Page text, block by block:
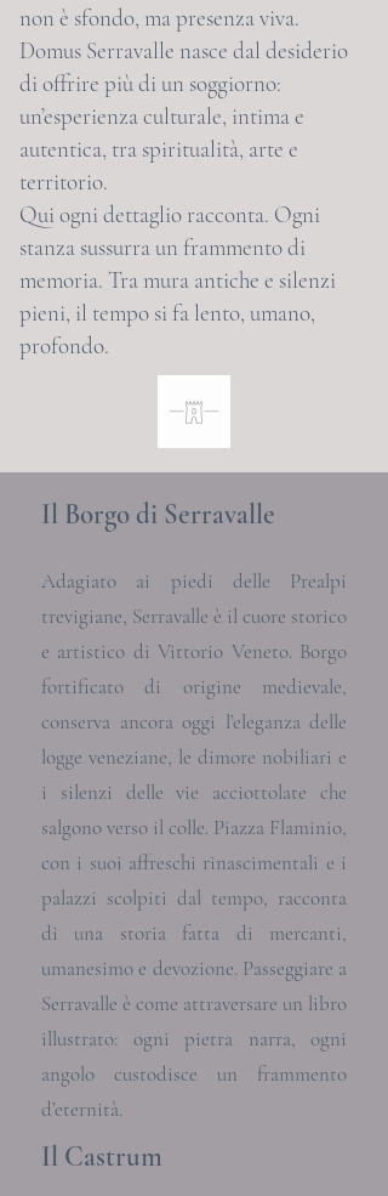
non è sfondo, ma presenza viva.
Domus Serravalle nasce dal desiderio
di offrire più di un soggiorno:
un’esperienza culturale, intima e
autentica, tra spiritualità, arte e
territorio.
Qui ogni dettaglio racconta. Ogni
stanza sussurra un frammento di
memoria. Tra mura antiche e silenzi
pieni, il tempo si fa lento, umano,
profondo.
Il Borgo di Serravalle
Adagiato ai piedi delle Prealpi
trevigiane, Serravalle è il cuore storico
e artistico di Vittorio Veneto. Borgo
fortificato di origine medievale,
conserva ancora oggi l’eleganza delle
logge veneziane, le dimore nobiliari e
i silenzi delle vie acciottolate che
salgono verso il colle. Piazza Flaminio,
con i suoi affreschi rinascimentali e i
palazzi scolpiti dal tempo, racconta
di una storia fatta di mercanti,
umanesimo e devozione. Passeggiare a
Serravalle è come attraversare un libro
illustrato: ogni pietra narra, ogni
angolo custodisce un frammento
d’eternità.
Il Castrum